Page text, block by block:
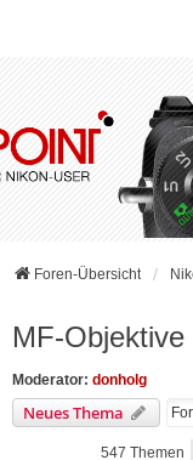
Foren-Übersicht
MF-
Moderator: donholg
Neues Thema
547 Themen